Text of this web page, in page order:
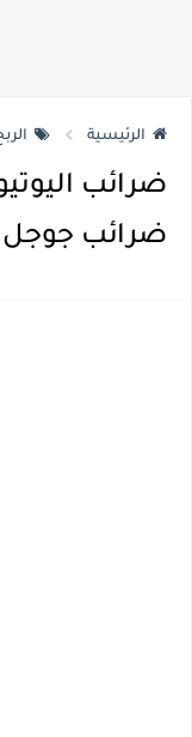
الرئيسية
ضرائب
ضرائب